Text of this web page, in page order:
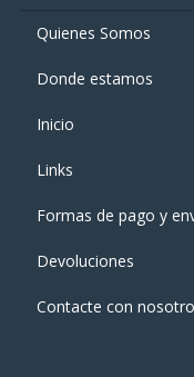
Quienes Somos
Donde estamos
Inicio
Links
Formas de pago y
Devoluciones
Contacte con